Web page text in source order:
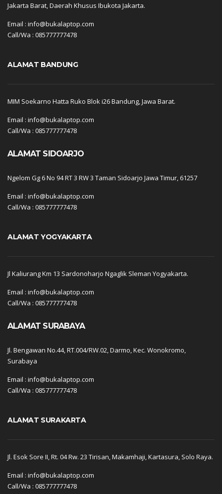
Jakarta Barat, Daerah Khusus Ibukota Jakarta.
Email : info@bukalaptop.com
Call/Wa : 085777777478
ALAMAT BANDUNG
MIM Soekarno Hatta Ruko Blok i26 Bandung, Jawa Barat.
Email : info@bukalaptop.com
Call/Wa : 085777777478
ALAMAT SIDOARJO
Ngelom Gg 6 No 94 RT 3 RW 3 Taman Sidoarjo Jawa Timur, 61257
Email : info@bukalaptop.com
Call/Wa : 085777777478
ALAMAT YOGYAKARTA
Jl Kaliurang Km 13 Sardonoharjo Ngaglik Sleman Yogyakarta.
Email : info@bukalaptop.com
Call/Wa : 085777777478
ALAMAT SURABAYA
Jl. Bengawan No.44, RT.004/RW.02, Darmo, Kec. Wonokromo,
Surabaya
Email : info@bukalaptop.com
Call/Wa : 085777777478
ALAMAT SURAKARTA
Jl. Esok Sore II, Rt. 04 Rw. 23 Tirisan, Makamhaji, Kartasura, Solo Raya.
Email : info@bukalaptop.com
Call/Wa : 085777777478